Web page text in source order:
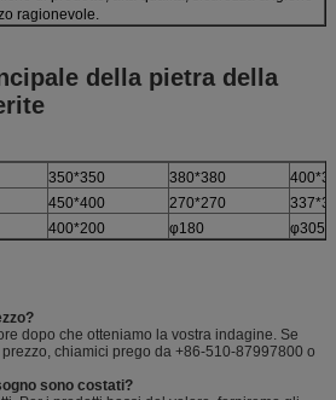
ragionevole.
della pietra della
350*350 380*380
450*400 270*270
400*200 φ180 φ305
dopo che otteniamo la vostra indagine. Se
chiamici prego da +86-510-87997800 o
sono costati?